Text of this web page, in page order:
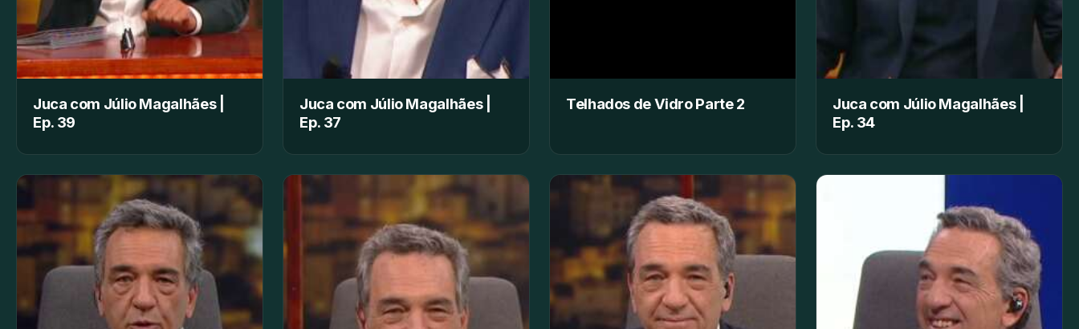
Juca com Júlio Magalhães |
Ep. 39
Juca com Júlio Magalhães |
Ep. 37
Telhados de Vidro Parte 2
Juca com Júlio Magalhães |
Ep. 34